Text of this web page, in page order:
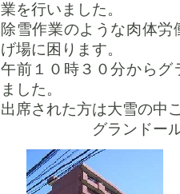
業を行いました。
除雪作業のような肉体
げ場に困ります。
午前１０時３０分から
ました。
出席された方は大雪の中
グランドール